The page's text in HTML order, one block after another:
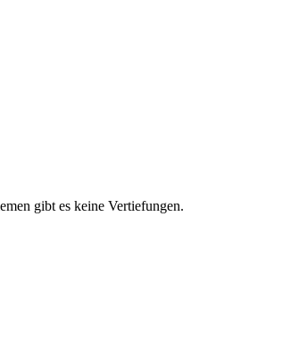
gibt es keine Vertiefungen.